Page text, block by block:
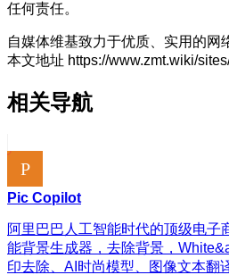
任何责任。
自媒体维基致力于优质、实用的网
本文地址 https://www.zmt.wiki/
相关导航
Pic Copilot
阿里巴巴人工智能时代的顶级电子
能背景生成器，去除背景，
印去除、AI时尚模型、图像文本翻